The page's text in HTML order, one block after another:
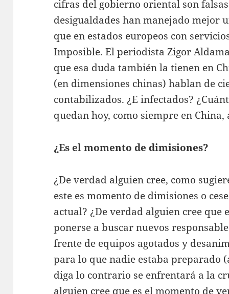
cifras del gobierno oriental son
desigualdades han manejado mejor
que en estados europeos con
Imposible. El periodista Zigor
que esa duda también la tienen en
(en dimensiones chinas) hablan de
contabilizados. ¿E infectados?
quedan hoy, como siempre en China,
¿Es el momento de dimisiones?
¿De verdad alguien cree, como
este es momento de dimisiones o
actual? ¿De verdad alguien cree que
ponerse a buscar nuevos
frente de equipos agotados y
para lo que nadie estaba preparado
diga lo contrario se enfrentará a la
alguien cree que es el momento de